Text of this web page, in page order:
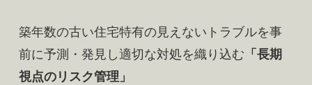
築年数の古い住宅特有の見えないトラブルを事
前に予測・発見し適切な対処を織り込む 「長期
視点のリスク管理」